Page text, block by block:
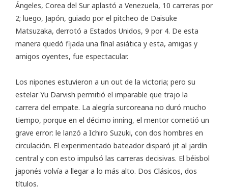
Ángeles, Corea del Sur aplastó a Venezuela, 10 carreras por
2; luego, Japón, guiado por el pitcheo de Daisuke
Matsuzaka, derrotó a Estados Unidos, 9 por 4. De esta
manera quedó fijada una final asiática y esta, amigas y
amigos oyentes, fue espectacular.
Los nipones estuvieron a un out de la victoria; pero su
estelar Yu Darvish permitió el imparable que trajo la
carrera del empate. La alegría surcoreana no duró mucho
tiempo, porque en el décimo inning, el mentor cometió un
grave error: le lanzó a Ichiro Suzuki, con dos hombres en
circulación. El experimentado bateador disparó jit al jardín
central y con esto impulsó las carreras decisivas. El béisbol
japonés volvía a llegar a lo más alto. Dos Clásicos, dos
títulos.